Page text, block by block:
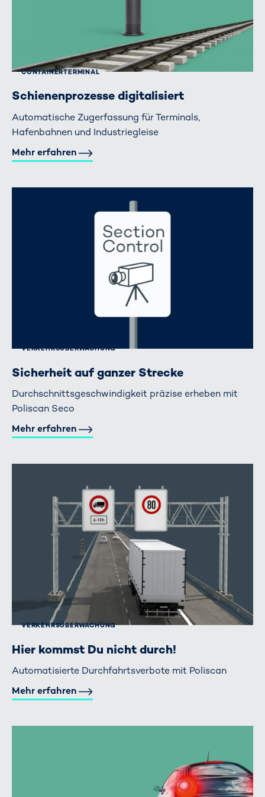
CONTAINERTERMINAL
Schienenprozesse digitalisiert
Automatische Zugerfassung für Terminals,
Hafenbahnen und Industriegleise
Mehr erfahren
VERKEHRS­ÜBERWACHUNG
Sicherheit auf ganzer Strecke
Durchschnittsgeschwindigkeit präzise erheben mit
Poliscan Seco
Mehr erfahren
VERKEHRS­ÜBERWACHUNG
Hier kommst Du nicht durch!
Automatisierte Durchfahrtsverbote mit Poliscan
Mehr erfahren